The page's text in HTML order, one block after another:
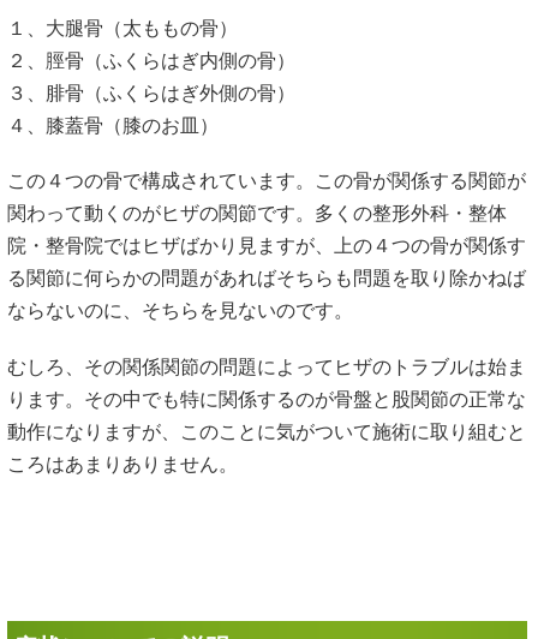
１、大腿骨（太ももの骨）
２、脛骨（ふくらはぎ内側の骨）
３、腓骨（ふくらはぎ外側の骨）
４、膝蓋骨（膝のお皿）
この４つの骨で構成されています。この骨が関係する関節が
関わって動くのがヒザの関節です。多くの整形外科・整体
院・整骨院ではヒザばかり見ますが、上の４つの骨が関係す
る関節に何らかの問題があればそちらも問題を取り除かねば
ならないのに、そちらを見ないのです。
むしろ、その関係関節の問題によってヒザのトラブルは始ま
ります。その中でも特に関係するのが骨盤と股関節の正常な
動作になりますが、このことに気がついて施術に取り組むと
ころはあまりありません。